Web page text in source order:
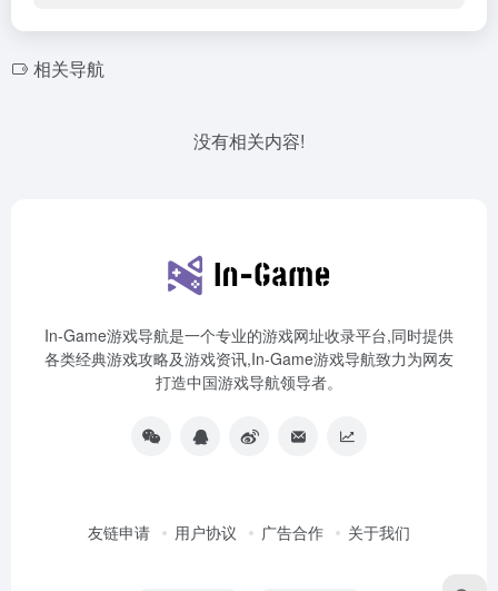
相关导航
没有相关内容!
In-Game游戏导航是一个专业的游戏网址收录平台,同时提供
各类经典游戏攻略及游戏资讯,In-Game游戏导航致力为网友
打造中国游戏导航领导者。
友链申请 用户协议 广告合作 关于我们